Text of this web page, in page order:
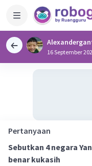
16 September
Pertanyaan
Sebutkan 4 negara
benar kukasih